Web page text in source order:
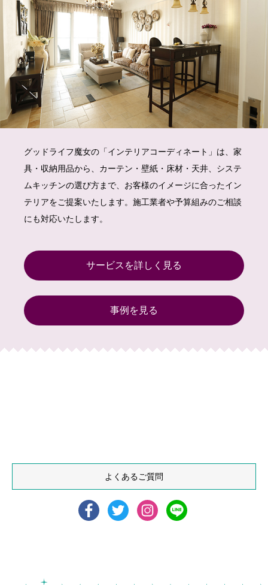
グッドライフ魔女の「インテリアコーディネート」は、家
具・収納用品から、カーテン・壁紙・床材・天井、システ
ムキッチンの選び方まで、お客様のイメージに合ったイン
テリアをご提案いたします。施工業者や予算組みのご相談
にも対応いたします。
サービスを詳しく見る
事例を見る
よくあるご質問